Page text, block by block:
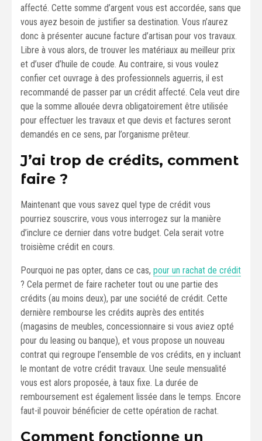
affecté. Cette somme d’argent vous est accordée, sans que
vous ayez besoin de justifier sa destination. Vous n’aurez
donc à présenter aucune facture d’artisan pour vos travaux.
Libre à vous alors, de trouver les matériaux au meilleur prix
et d’user d’huile de coude. Au contraire, si vous voulez
confier cet ouvrage à des professionnels aguerris, il est
recommandé de passer par un crédit affecté. Cela veut dire
que la somme allouée devra obligatoirement être utilisée
pour effectuer les travaux et que devis et factures seront
demandés en ce sens, par l’organisme prêteur.
J’ai trop de crédits, comment
faire ?
Maintenant que vous savez quel type de crédit vous
pourriez souscrire, vous vous interrogez sur la manière
d’inclure ce dernier dans votre budget. Cela serait votre
troisième crédit en cours.
Pourquoi ne pas opter, dans ce cas, pour un rachat de crédit
? Cela permet de faire racheter tout ou une partie des
crédits (au moins deux), par une société de crédit. Cette
dernière rembourse les crédits auprès des entités
(magasins de meubles, concessionnaire si vous aviez opté
pour du leasing ou banque), et vous propose un nouveau
contrat qui regroupe l’ensemble de vos crédits, en y incluant
le montant de votre crédit travaux. Une seule mensualité
vous est alors proposée, à taux fixe. La durée de
remboursement est également lissée dans le temps. Encore
faut-il pouvoir bénéficier de cette opération de rachat.
Comment fonctionne un